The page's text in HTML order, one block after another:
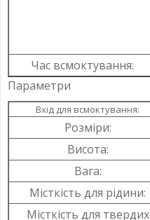
Час всмоктування:
Параметри
Вхід для всмоктування:
Розміри:
Висота:
Вага:
Місткість для рідини:
Місткість для твердих